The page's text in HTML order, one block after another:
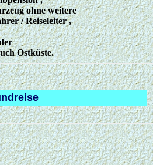
ohne weitere
/ Reiseleiter ,
Ostküste.